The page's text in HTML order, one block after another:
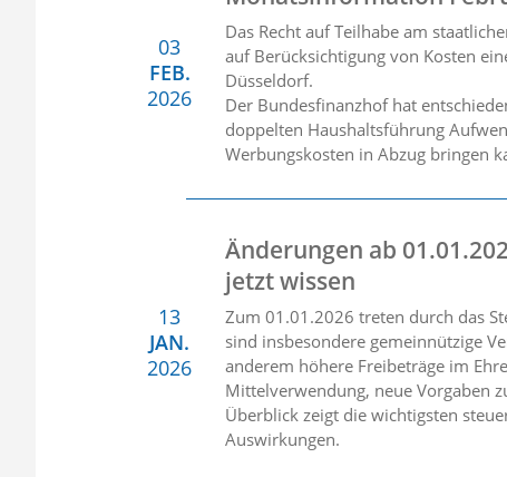
03
FEB.
2026
Das Recht auf Teilhabe am
auf Berücksichtigung von Kosten
Düsseldorf.
Der Bundesfinanzhof hat
doppelten Haushaltsführung
Werbungskosten in Abzug bringen
13
JAN.
2026
Änderungen ab
jetzt wissen
Zum 01.01.2026 treten durch das
sind insbesondere gemeinnützige
anderem höhere Freibeträge im
Mittelverwendung, neue Vorgaben
Überblick zeigt die wichtigsten
Auswirkungen.